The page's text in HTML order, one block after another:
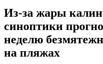
Из-за жары
синоптики
неделю
на пляжах